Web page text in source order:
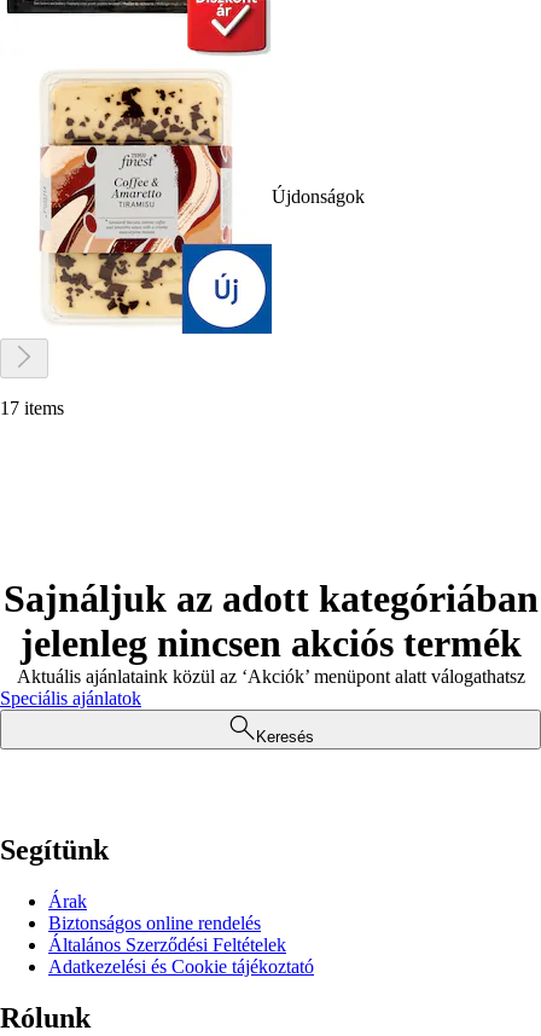
Újdonságok
17 items
Sajnáljuk az adott kategóriában
jelenleg nincsen akciós termék
Aktuális ajánlataink közül az ‘Akciók’ menüpont alatt válogathatsz
Speciális ajánlatok
Keresés
Segítünk
Árak
Biztonságos online rendelés
Általános Szerződési Feltételek
Adatkezelési és Cookie tájékoztató
Rólunk